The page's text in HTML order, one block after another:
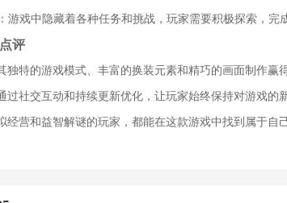
游戏中隐藏着各种任务和挑战，玩家需要积极探索，完
评
独特的游戏模式、丰富的换装元素和精巧的画面制作赢
过社交互动和持续更新优化，让玩家始终保持对游戏的
经营和益智解谜的玩家，都能在这款游戏中找到属于自